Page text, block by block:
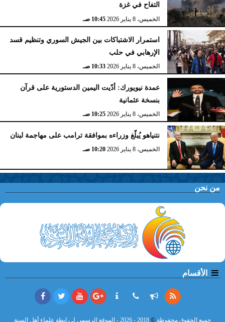
التفاح في غزة
الخميس، 8 يناير 2026 10:45 صـ
استمرار الاشتباكات بين الجيش السوري وتنظيم قسد
الإرهابي في حلب
الخميس، 8 يناير 2026 10:33 صـ
عمدة نيويورك: أدّيت اليمين الدستورية على قرآن
بنسخة عثمانية
الخميس، 8 يناير 2026 10:25 صـ
نتنياهو يُبلّغ وزراءه بموافقة ترامب على مهاجمة لبنان
الخميس، 8 يناير 2026 10:20 صـ
من نحن
الأقسام
جميع الحقوق محفوظة ©